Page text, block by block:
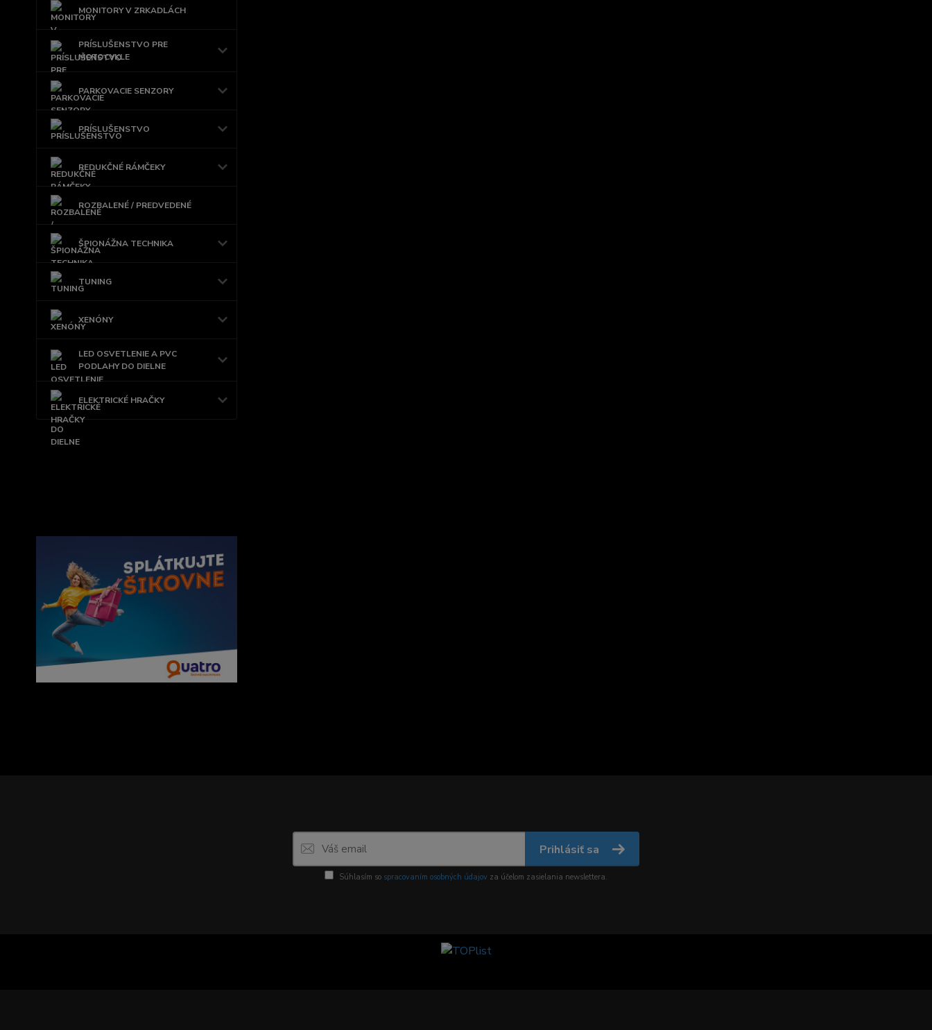
MONITORY V ZRKADLÁCH
PRÍSLUŠENSTVO PRE
MOTOCYKLE
PARKOVACIE SENZORY
PRÍSLUŠENSTVO
REDUKČNÉ RÁMČEKY
ROZBALENÉ / PREDVEDENÉ
ŠPIONÁŽNA TECHNIKA
TUNING
XENÓNY
LED OSVETLENIE A PVC
PODLAHY DO DIELNE
ELEKTRICKÉ HRAČKY
Prihlásiť sa
Súhlasím so spracovaním osobných údajov za účelom zasielania newslettera.